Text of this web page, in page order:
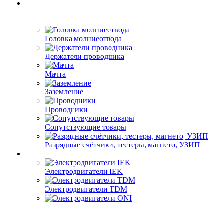
Головка молниеотвода
Держатели проводника
Мачта
Заземление
Проводники
Сопутствующие товары
Разрядные счётчики, тестеры, магнето, УЗИП
Электродвигатели IEK
Электродвигатели TDM